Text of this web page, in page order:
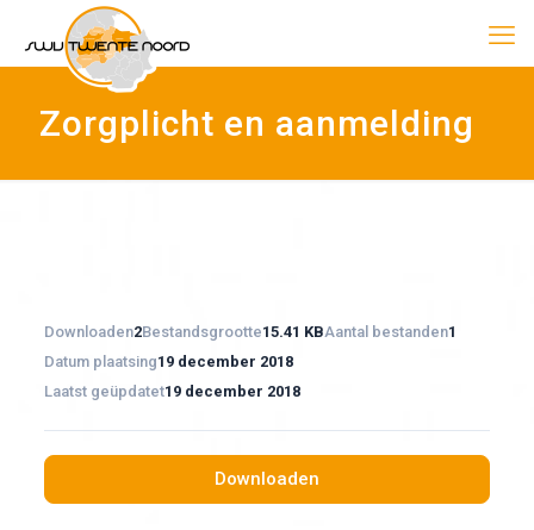
Zorgplicht en aanmelding
Downloaden2Bestandsgrootte15.41 KBAantal bestanden1
Datum plaatsing19 december 2018
Laatst geüpdatet19 december 2018
Downloaden